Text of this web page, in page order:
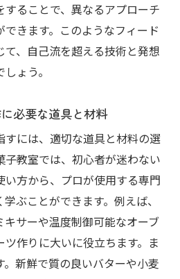
ることで、異なるアプローチ
きます。このようなフィード
、自己流を超える技術と発想
ょう。
必要な道具と材料
すには、適切な道具と材料の選
教室では、初心者が迷わない
方から、プロが使用する専門
ぶことができます。例えば、
サーや温度制御可能なオーブ
作りに大いに役立ちます。ま
新鮮で質の良いバターや小麦